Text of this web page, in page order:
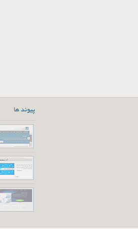
پیوند ها